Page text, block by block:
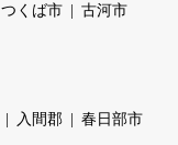
つくば市 古河市
入間郡 春日部市